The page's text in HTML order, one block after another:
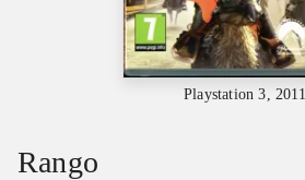
Playstation 3, 2011
Rango